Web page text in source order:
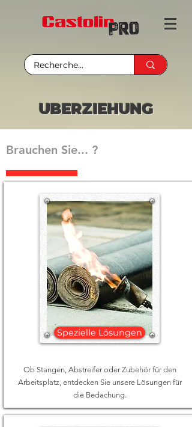
UBERZIEHUNG
Brauchen Sie... ?
Spezielle Lösungen
Ob Stangen, Abstreifer oder Zubehör für den
Arbeitsplatz, entdecken Sie unsere Lösungen für
die Bedachung.